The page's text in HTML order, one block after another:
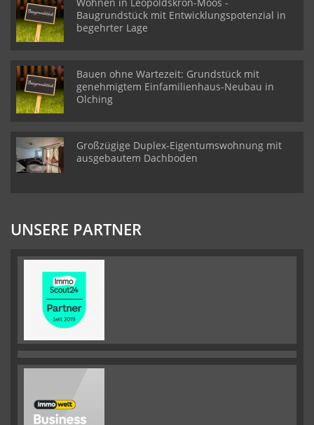
Baugrundstück mit Entwicklungspotenzial in
begehrter Lage
Bauen ohne Wartezeit: Grundstück mit
genehmigtem Einfamilienhaus-Neubau in
Olching
Großzügige Duplex-Eigentumswohnung mit
ausgebautem Dachboden
UNSERE PARTNER